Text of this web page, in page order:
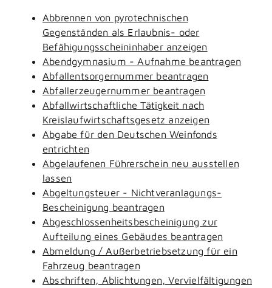
Abbrennen von pyrotechnischen
Gegenständen als Erlaubnis- oder
Befähigungsscheininhaber anzeigen
Abendgymnasium - Aufnahme beantragen
Abfallentsorgernummer beantragen
Abfallerzeugernummer beantragen
Abfallwirtschaftliche Tätigkeit nach
Kreislaufwirtschaftsgesetz anzeigen
Abgabe für den Deutschen Weinfonds
entrichten
Abgelaufenen Führerschein neu ausstellen
lassen
Abgeltungsteuer - Nichtveranlagungs-
Bescheinigung beantragen
Abgeschlossenheitsbescheinigung zur
Aufteilung eines Gebäudes beantragen
Abmeldung / Außerbetriebsetzung für ein
Fahrzeug beantragen
Abschriften, Ablichtungen, Vervielfältigungen